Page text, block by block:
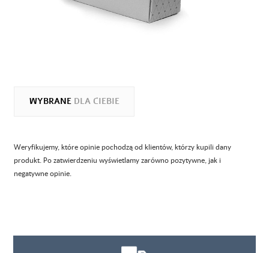
WYBRANEDLA CIEBIE
Weryfikujemy, które opinie pochodzą od klientów, którzy kupili dany
produkt. Po zatwierdzeniu wyświetlamy zarówno pozytywne, jak i
negatywne opinie.